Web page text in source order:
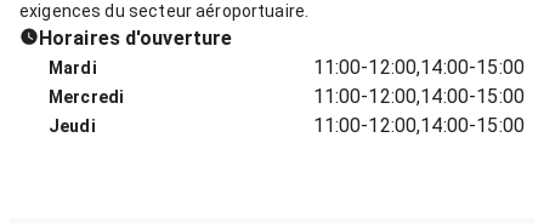
exigences du secteur aéroportuaire.
Horaires d'ouverture
Mardi 11:00-12:00,14:00-15:00
Mercredi 11:00-12:00,14:00-15:00
Jeudi 11:00-12:00,14:00-15:00